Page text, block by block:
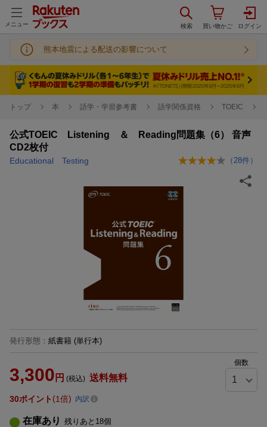
メニュー
熊本地震による配送の影響について
トップ 本 語学・学習参考書 語学関係資格 TOEIC
公式TOEIC Listening ＆ Reading問題集（6） 音声
CD2枚付
Educational Testing （ 28件）
発行形態 ： 紙書籍 (単行本)
3,300 円 (税込) 送料無料
個数
30ポイント 1倍 内訳
在庫あり 残りあと 18個